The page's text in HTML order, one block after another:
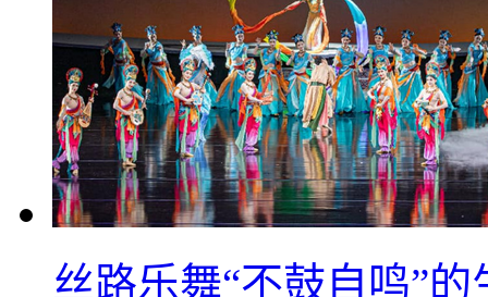
丝路乐舞“不鼓自鸣”